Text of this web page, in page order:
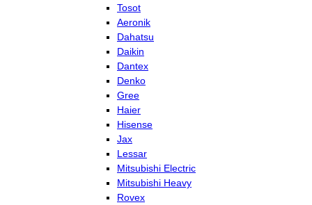
Tosot
Aeronik
Dahatsu
Daikin
Dantex
Denko
Gree
Haier
Hisense
Jax
Lessar
Mitsubishi Electric
Mitsubishi Heavy
Rovex